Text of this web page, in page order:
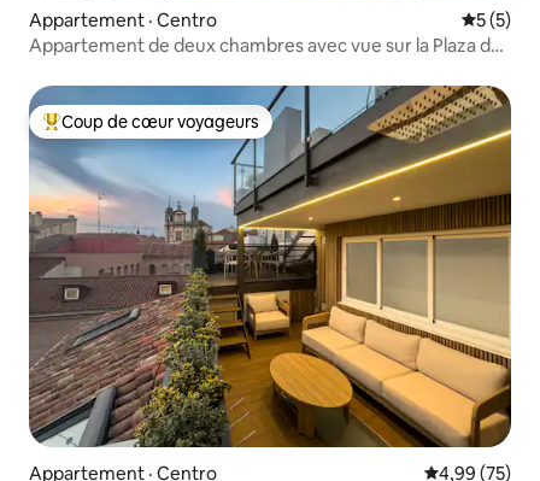
Appartement · Centro Note
5 (5)
Appartement de deux chambres avec vue sur la Plaza de
Coup de cœur voyageurs parmi les plus aimés
Coup de cœur voyageurs
Appartement · Centro Note
4,99 (75)